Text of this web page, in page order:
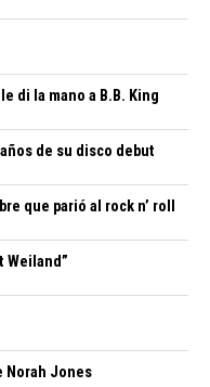
di la mano a B.B. King
de su disco debut
que parió al rock n’ roll
Weiland”
Norah Jones